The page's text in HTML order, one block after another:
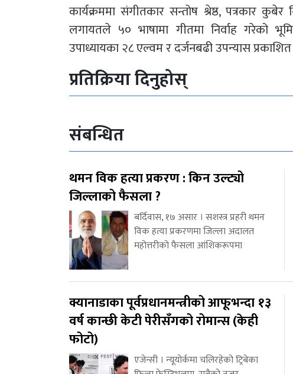
कार्यक्रममा संगीतकार सन्तोष श्रेष्ठ, पत्रकार
लगायतले ५० भाषामा गीतमा निर्वाह गरेको
उपाध्यायका २८ एल्वम र दर्जनबढी उपन्यास
प्रतिक्रिया दिनुहोस्
संबन्धित
थमन विक हत्या प्रकरण : किन उल्ट्यो
जिल्लाको फैसला ?
बर्दिवास, १७ असार । सशस्त्र प्रहरी थमन
विक हत्या प्रकरणमा जिल्ला अदालत
महोत्तरीको फैसला आंशिकरूपमा
क्यानाडाका पूर्वप्रधानमन्त्रीको आफूभन्दा १३
वर्ष कान्छी केटी पेरीसँगको रोमान्स (केही
फोटो)
एजेन्सी । न्यूयोर्कमा चलिरहेको ट्रिबेका